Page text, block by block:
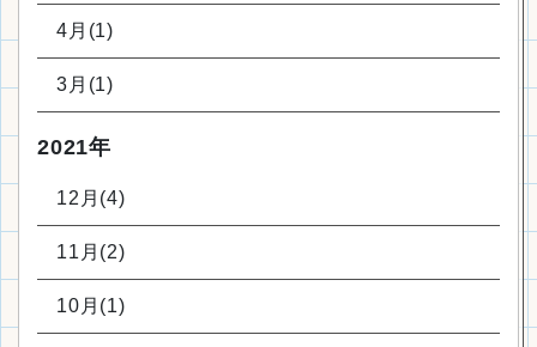
4月(1)
3月(1)
2021年
12月(4)
11月(2)
10月(1)